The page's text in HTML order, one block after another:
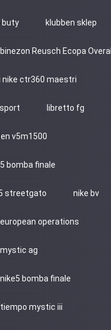
buty klubben sklep
Reusch Ecopa Overall
nike ctr360 maestri
libretto fg
v5m1500
bomba finale
streetgato nike bv
operations
ag
bomba finale
mystic iii